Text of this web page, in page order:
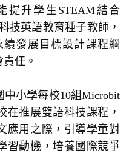
提升學生STEAM結合
技英語教育種子教師，
續發展目標設計課程綱
任。
小學每校10組Microbit
在推展雙語科技課程，
應用之際，引導學童對
習動機，培養國際競爭